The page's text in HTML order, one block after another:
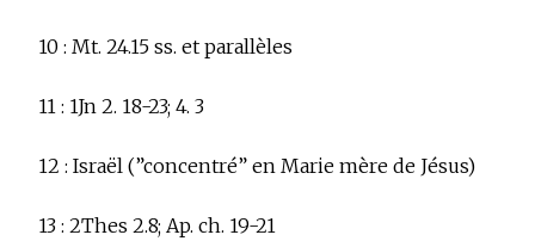
10 : Mt. 24.15 ss. et parallèles
11 : 1Jn 2. 18-23; 4. 3
12 : Israël (”concentré” en Marie mère de Jésus)
13 : 2Thes 2.8; Ap. ch. 19-21